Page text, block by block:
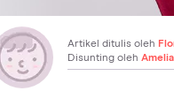
Artikel ditulis oleh
Disunting oleh